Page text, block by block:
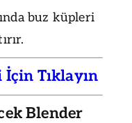
buz küpleri
Tıklayın
Blender